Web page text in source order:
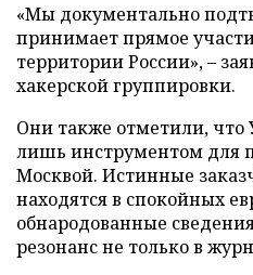
«Мы документально
принимает прямое
территории России», –
хакерской группировки.
Они также отметили, что
лишь инструментом для
Москвой. Истинные
находятся в спокойных
обнародованные
резонанс не только в